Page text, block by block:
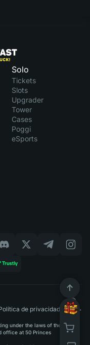
Solo
Tickets
Slots
Upgrader
Tower
Cases
Poggi
eSports
de privacidade |
under the laws of the
office at 50 Princes